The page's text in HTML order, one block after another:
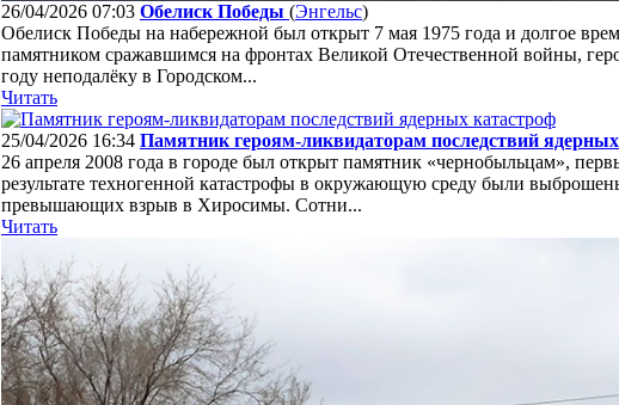
26/04/2026 07:03 Обелиск Победы (Энгельс)
Обелиск Победы на набережной был открыт 7 мая 1975 года и долгое
памятником сражавшимся на фронтах Великой Отечественной войны,
году неподалёку в Городском...
Читать
25/04/2026 16:34 Памятник героям-ликвидаторам последствий
26 апреля 2008 года в городе был открыт памятник «чернобыльцам»,
результате техногенной катастрофы в окружающую среду были
превышающих взрыв в Хиросимы. Сотни...
Читать